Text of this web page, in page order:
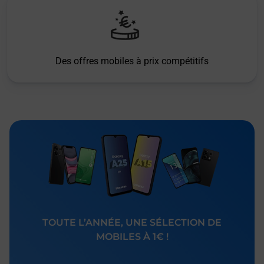
Des offres mobiles à prix compétitifs
TOUTE L’ANNÉE, UNE SÉLECTION DE
MOBILES À 1€ !